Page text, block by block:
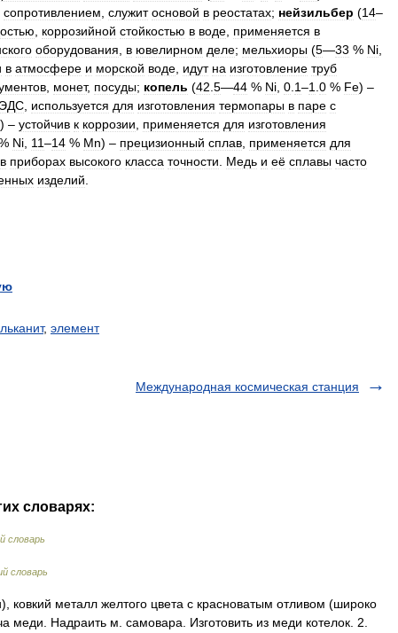
сопротивлением служит основой в реостатах; нейзильбер (14–
коррозийной стойкостью в воде применяется в
оборудования в ювелирном деле; мельхиоры (5—33 % Ni
в атмосфере и морской воде идут на изготовление труб
монет, посуды; копель (42 5—44 % Ni 0 1–1 0 % Fe) –
используется для изготовления термопары в паре с
) – устойчив к коррозии применяется для изготовления
Ni 11–14 % Mn) – прецизионный сплав применяется для
в приборах высокого класса точности Медь и её сплавы часто
изделий
, элемент
Международная космическая станция
словарях:
словарь
словарь
металл желтого цвета с красноватым отливом (широко
Надраить м. самовара. Изготовить из меди котелок. 2.